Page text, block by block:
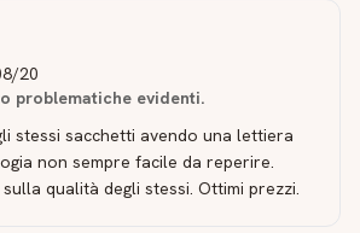
20
problematiche evidenti.
stessi sacchetti avendo una lettiera
non sempre facile da reperire.
qualità degli stessi. Ottimi prezzi.